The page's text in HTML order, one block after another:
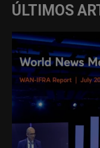
ÚLTIMOS